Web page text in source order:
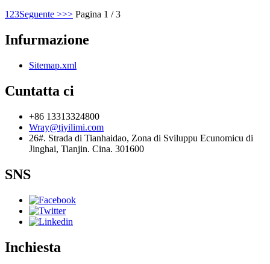
123Seguente >>> Pagina 1 / 3
Infurmazione
Sitemap.xml
Cuntatta ci
+86 13313324800
Wray@tjyilimi.com
26#. Strada di Tianhaidao, Zona di Sviluppu Ecunomicu di
Jinghai, Tianjin. Cina. 301600
SNS
Inchiesta